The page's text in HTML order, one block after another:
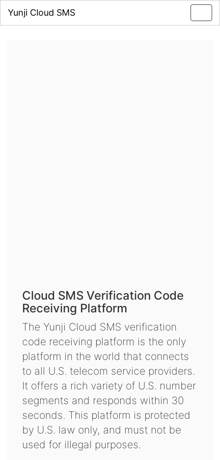
Yunji Cloud SMS
Cloud SMS Verification Code
Receiving Platform
The Yunji Cloud SMS verification
code receiving platform is the only
platform in the world that connects
to all U.S. telecom service providers.
It offers a rich variety of U.S. number
segments and responds within 30
seconds. This platform is protected
by U.S. law only, and must not be
used for illegal purposes.